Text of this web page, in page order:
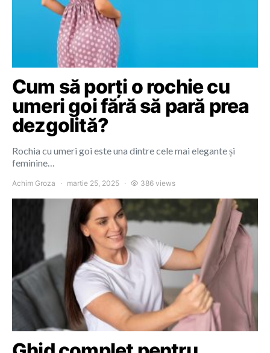
Cum să porți o rochie cu
umeri goi fără să pară prea
dezgolită?
Rochia cu umeri goi este una dintre cele mai elegante și
feminine…
Achim Groza martie 25, 2025 386 views